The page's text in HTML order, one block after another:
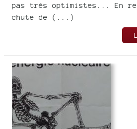
pas très optimistes... En
chute de (...)